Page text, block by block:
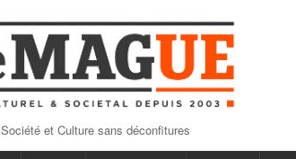
Société et Culture sans déconfitures